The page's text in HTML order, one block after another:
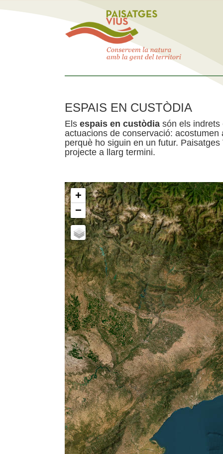
ESPAIS EN CUSTÒDIA
Els espais en custòdia són els indrets
actuacions de conservació:
perquè ho siguin en un futur.
projecte a llarg termini.
+
−